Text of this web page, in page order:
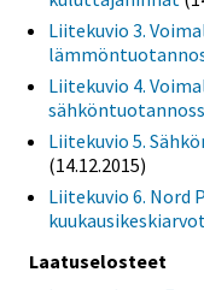
Liitekuvio 3.
Liitekuvio 4.
Liitekuvio 5.
(14.12.2015)
Liitekuvio 6. Nord
Laatuselosteet